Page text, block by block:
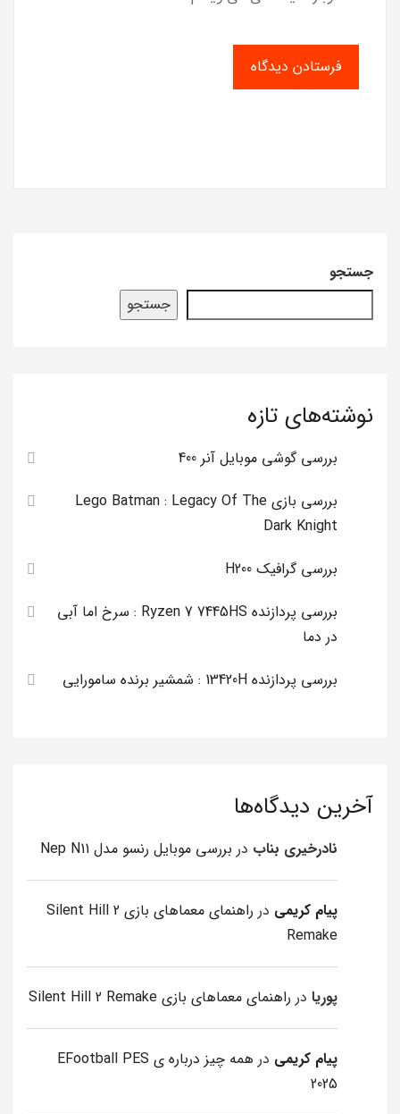
جستجو
جستجو
نوشته‌های تازه
بررسی گوشی موبایل آنر 400
بررسی بازی Lego Batman : Legacy Of The
Dark Knight
بررسی گرافیک H200
بررسی پردازنده Ryzen 7 7445HS : سرخ اما آبی
در دما
بررسی پردازنده 13420H : شمشیر برنده سامورایی
آخرین دیدگاه‌ها
نادرخیری بناب در بررسی موبایل رنسو مدل Nep N11
پیام کریمی در
راهنمای معماهای بازی Silent Hill 2
Remake
پوریا در راهنمای معماهای بازی Silent Hill 2 Remake
پیام کریمی در
همه چیز درباره ی EFootball PES
2025